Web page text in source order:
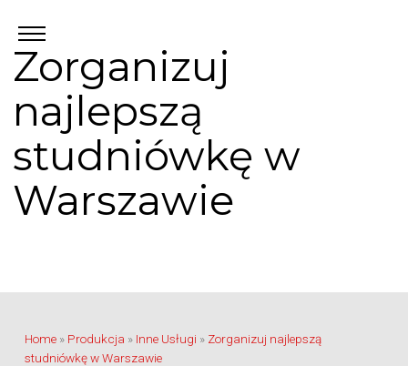
Zorganizuj
najlepszą
studniówkę w
Warszawie
Home » Produkcja » Inne Usługi » Zorganizuj najlepszą
studniówkę w Warszawie